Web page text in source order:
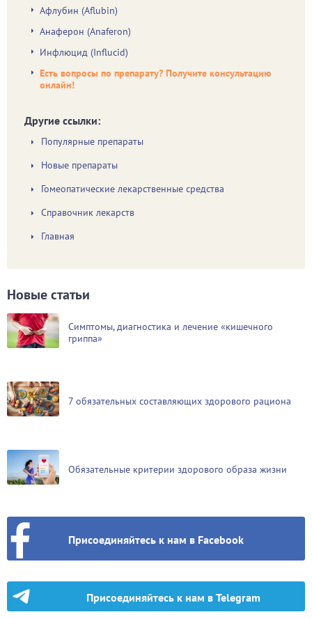
Афлубин (Аflubin)
Анаферон (Anaferon)
Инфлюцид (Influcid)
Есть вопросы по препарату? Получите консультацию
онлайн!
Другие ссылки:
Популярные препараты
Новые препараты
Гомеопатические лекарственные средства
Справочник лекарств
Главная
Новые статьи
Симптомы, диагностика и лечение «кишечного
гриппа»
7 обязательных составляющих здорового рациона
Обязательные критерии здорового образа жизни
Присоединяйтесь к нам в Facebook
Присоединяйтесь к нам в Telegram